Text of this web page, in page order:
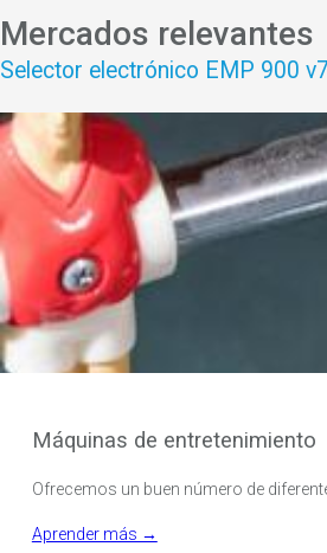
Mercados relevantes
Selector electrónico EMP 900 v7
Máquinas de entretenimiento
Ofrecemos un buen número de
Aprender más →